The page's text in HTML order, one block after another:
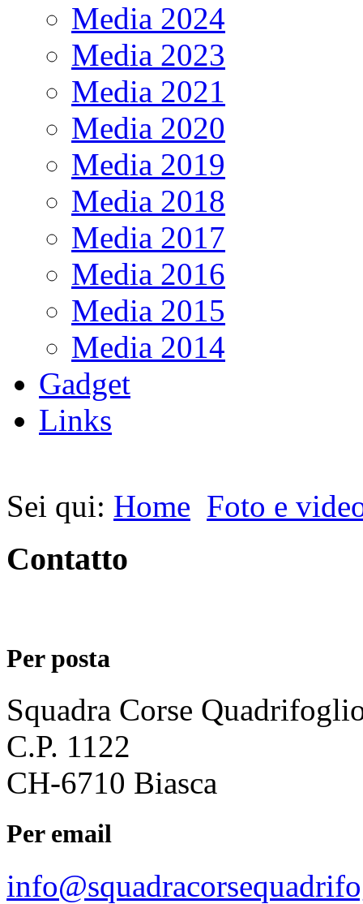
Media 2024
Media 2023
Media 2021
Media 2020
Media 2019
Media 2018
Media 2017
Media 2016
Media 2015
Media 2014
Gadget
Links
Sei qui: Home Foto e
Contatto
Per posta
Squadra Corse
C.P. 1122
CH-6710 Biasca
Per email